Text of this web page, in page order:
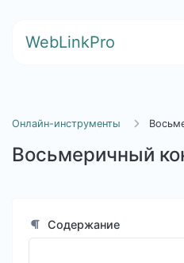
WebLinkPro
Онлайн-инструменты
Восьмеричный
Содержание